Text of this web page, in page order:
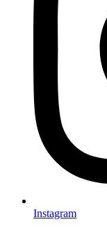
Instagram